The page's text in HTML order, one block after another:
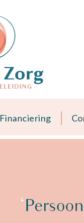
Financiering
‘